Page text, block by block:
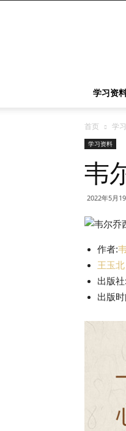
学习资
首页 学
学习资料
韦
2022年5月
作者:
王玉北
出版社:
出版